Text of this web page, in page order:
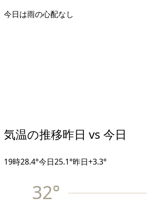
今日は雨の心配なし
気温の推移昨日 vs 今日
19時28.4°今日25.1°昨日+3.3°
32°